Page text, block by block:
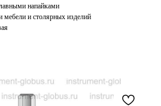
напайками
мебели и столярных изделий